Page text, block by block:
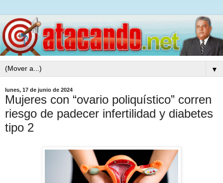
▼
lunes, 17 de junio de 2024
Mujeres con “ovario poliquístico” corren
riesgo de padecer infertilidad y diabetes
tipo 2